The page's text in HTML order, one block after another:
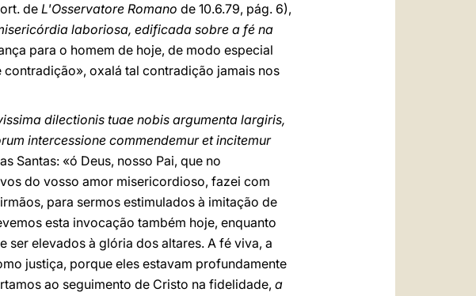
de L'Osservatore Romano de 10.6.79, pág. 6),
laboriosa, edificada sobre a fé na
para o homem de hoje, de modo especial
contradição», oxalá tal contradição jamais nos
dilectionis tuae nobis argumenta largiris,
intercessione commendemur et incitemur
Santas: «ó Deus, nosso Pai, que no
do vosso amor misericordioso, fazei com
para sermos estimulados à imitação de
esta invocação também hoje, enquanto
ser elevados à glória dos altares. A fé viva, a
justiça, porque eles estavam profundamente
ao seguimento de Cristo na fidelidade, a